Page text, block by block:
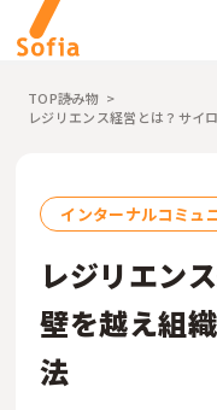
する
TOP読み物
レジリエンス経営とは？サイ
インターナルコミュ
レジリエン
壁を越え組
法